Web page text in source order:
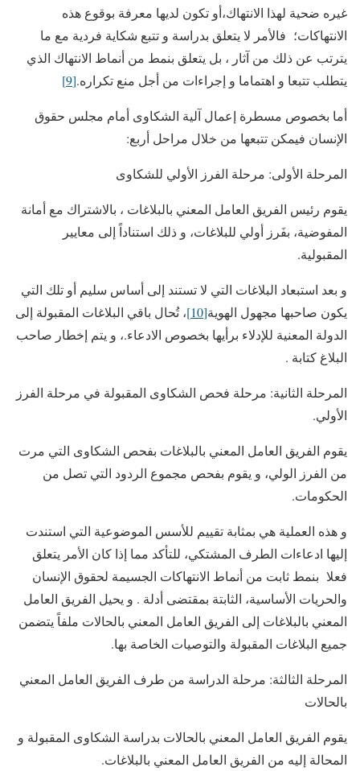
غيره ضحية لهذا الانتهاك،أو تكون لديها معرفة بوقوع هذه
الانتهاكات؛ فالأمر لا يتعلق بدراسة و تتبع شكاية فردية مع ما
يترتب عن ذلك من آثار ، بل يتعلق بنمط من أنماط الانتهاك الذي
يتطلب تتبعا و اهتماما و إجراءات من أجل منع تكراره.[9]
أما بخصوص مسطرة إعمال آلية الشكاوى أمام مجلس حقوق
الإنسان فيمكن تتبعها من خلال مراحل أربع:
المرحلة الأولى: مرحلة الفرز الأولي للشكاوى
يقوم رئيس الفريق العامل المعني بالبلاغات ، بالاشتراك مع أمانة
المفوضية، بفَرز أولي للبلاغات، و ذلك استناداً إلى معايير
المقبولية.
و بعد استبعاد البلاغات التي لا تستند إلى أساس سليم أو تلك التي
يكون صاحبها مجهول الهوية[10]
، تُحال باقي البلاغات المقبولة إلى
الدولة المعنية للإدلاء برأيها بخصوص الادعاء.، و يتم إخطار صاحب
البلاغ كتابة .
المرحلة الثانية: مرحلة فحص الشكاوى المقبولة في مرحلة الفرز
الأولي.
يقوم الفريق العامل المعني بالبلاغات بفحص الشكاوى التي مرت
من الفرز الولي، و يقوم بفحص مجموع الردود التي تصل من
الحكومات.
و هذه العملية هي بمثابة تقييم للأسس الموضوعية التي استندت
إليها ادعاءات الطرف المشتكي، للتأكد مما إذا كان الأمر يتعلق
فعلا بنمط ثابت من أنماط الانتهاكات الجسيمة لحقوق الإنسان
والحريات الأساسية، الثابتة بمقتضى أدلة . و يحيل الفريق العامل
المعني بالبلاغات إلى الفريق العامل المعني بالحالات ملفاً يتضمن
جميع البلاغات المقبولة والتوصيات الخاصة بها.
المرحلة الثالثة: مرحلة الدراسة من طرف الفريق العامل المعني
بالحالات
يقوم الفريق العامل المعني بالحالات بدراسة الشكاوى المقبولة و
المحالة إليه من الفريق العامل المعني بالبلاغات.